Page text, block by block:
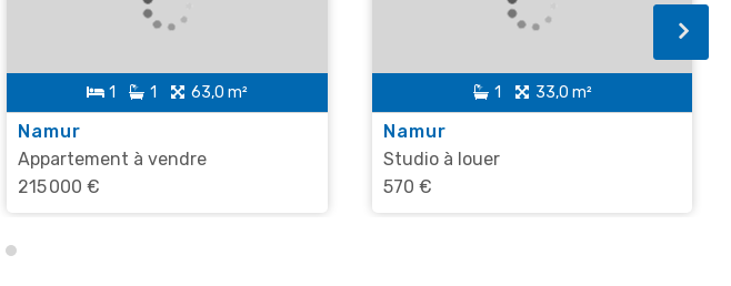
1 1 63,0 m²
Namur
Appartement à vendre
215 000 €
1 33,0 m²
Namur
Studio à louer
570 €